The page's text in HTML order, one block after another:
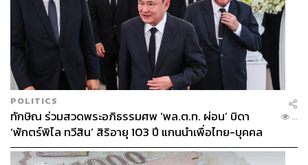
POLITICS
ทักษิณ ร่วมสวดพระอภิธรรมศพ ‘พล.ต.ท. ผ่อน’ บิดา
‘พักตร์พิไล ทวีสิน’ สิริอายุ 103 ปี แกนนำเพื่อไทย-บุคคล
หลากวงการร่วมอาลัย
...